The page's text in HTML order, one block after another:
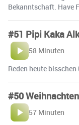
Bekanntschaft. Have
#51 Pipi Kaka
58 Minuten
Reden heute
#50
57 Minuten